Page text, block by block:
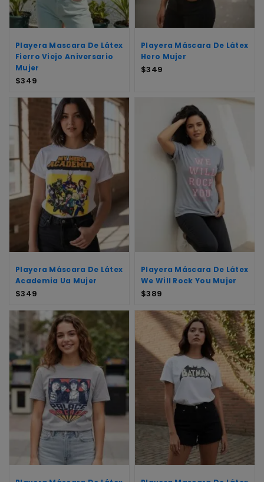
Playera Mascara De Látex
Fierro Viejo Aniversario
Mujer
$349
Playera Máscara De Látex
Hero Mujer
$349
Playera Máscara De Látex
Academia Ua Mujer
$349
Playera Máscara De Látex
We Will Rock You Mujer
$389